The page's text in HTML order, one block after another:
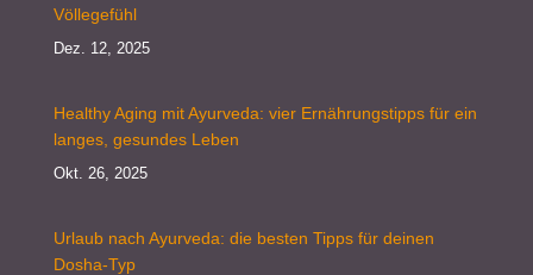
Völlegefühl
Dez. 12, 2025
Healthy Aging mit Ayurveda: vier Ernährungstipps für ein
langes, gesundes Leben
Okt. 26, 2025
Urlaub nach Ayurveda: die besten Tipps für deinen
Dosha-Typ